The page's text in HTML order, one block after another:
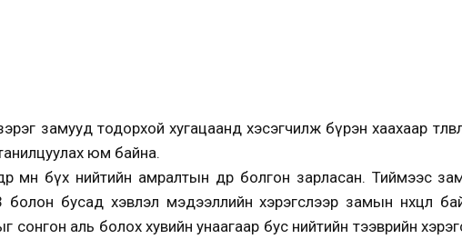
замууд тодорхой хугацаанд хэсэгчилж бүрэн хаахаар
юм байна.
мөн бүх нийтийн амралтын өдөр болгон зарласан. Тиймээс
бусад хэвлэл мэдээллийн хэрэгслээр замын нөхцөл
аль болох хувийн унаагаар бус нийтийн тээврийн